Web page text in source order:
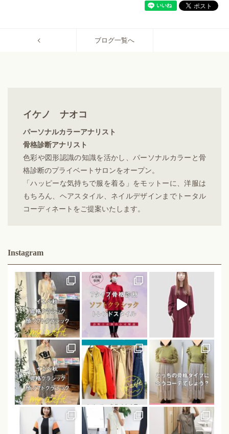
ブログ一覧へ
イケノ ナオコ
パーソナルカラーアナリスト
骨格診断アナリスト
色彩や図形認識の知識を活かし、パーソナルカラーと骨
格診断のプライベートサロンをオープン。
「ハッピーな気持ちで服を着る」をモットーに、洋服は
もちろん、ヘアスタイル、ネイルデザインまでトータル
コーディネートをご提案いたします。
Instagram